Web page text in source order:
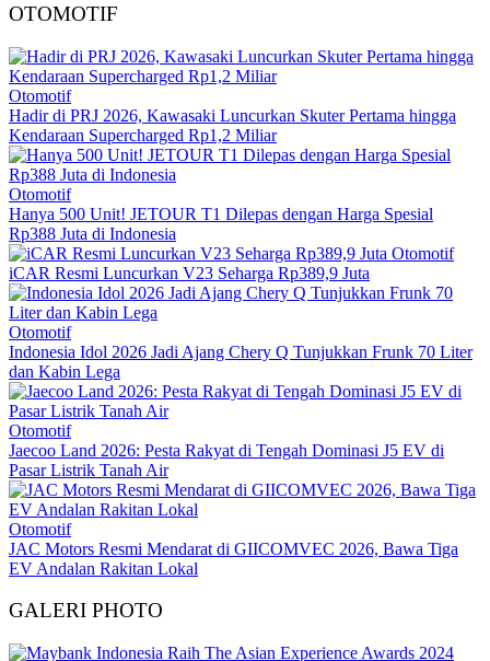
OTOMOTIF
Otomotif
Hadir di PRJ 2026, Kawasaki Luncurkan Skuter Pertama hingga
Kendaraan Supercharged Rp1,2 Miliar
Otomotif
Hanya 500 Unit! JETOUR T1 Dilepas dengan Harga Spesial
Rp388 Juta di Indonesia
Otomotif
iCAR Resmi Luncurkan V23 Seharga Rp389,9 Juta
Otomotif
Indonesia Idol 2026 Jadi Ajang Chery Q Tunjukkan Frunk 70 Liter
dan Kabin Lega
Otomotif
Jaecoo Land 2026: Pesta Rakyat di Tengah Dominasi J5 EV di
Pasar Listrik Tanah Air
Otomotif
JAC Motors Resmi Mendarat di GIICOMVEC 2026, Bawa Tiga
EV Andalan Rakitan Lokal
GALERI PHOTO